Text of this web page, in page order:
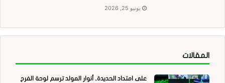
يونيو 25, 2026
المقالات
على امتداد الحديدة.. أنوار المولد ترسم لوحة الفرح